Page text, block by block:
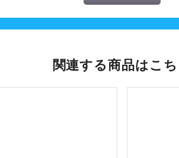
関連する商品はこち